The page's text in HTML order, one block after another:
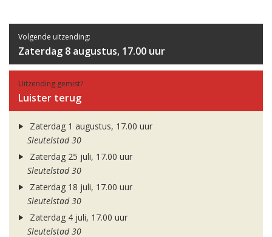
Volgende uitzending:
Zaterdag 8 augustus, 17.00 uur
Uitzending gemist?
Luister terug
Zaterdag 1 augustus, 17.00 uur
Sleutelstad 30
Zaterdag 25 juli, 17.00 uur
Sleutelstad 30
Zaterdag 18 juli, 17.00 uur
Sleutelstad 30
Zaterdag 4 juli, 17.00 uur
Sleutelstad 30